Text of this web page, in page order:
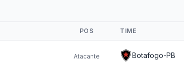
POS TIME
Atacante Botafogo-PB